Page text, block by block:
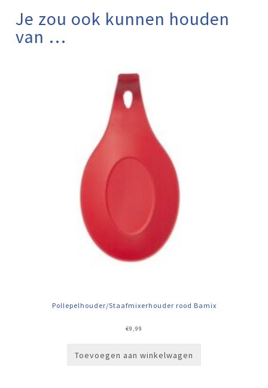
Je zou ook kunnen houden
van …
Pollepelhouder/Staafmixerhouder rood Bamix
€9,99
Toevoegen aan winkelwagen